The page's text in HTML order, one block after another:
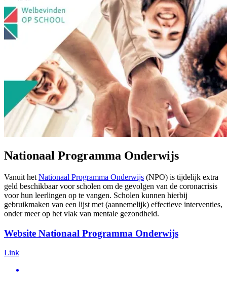
Nationaal Programma Onderwijs
Vanuit het Nationaal Programma Onderwijs (NPO) is tijdelijk extra
geld beschikbaar voor scholen om de gevolgen van de coronacrisis
voor hun leerlingen op te vangen. Scholen kunnen hierbij
gebruikmaken van een lijst met (aannemelijk) effectieve interventies,
onder meer op het vlak van mentale gezondheid.
Website Nationaal Programma Onderwijs
Link